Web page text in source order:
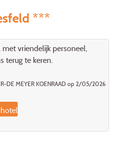
***
vriendelijk personeel,
terug te keren.
DE MEYER KOENRAAD op 2/05/2026